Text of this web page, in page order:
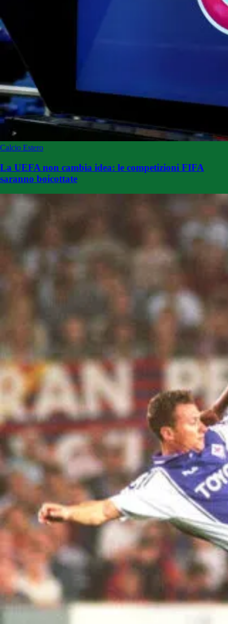
Calcio Estero
La UEFA non cambia idea: le competizioni FIFA
saranno boicottate